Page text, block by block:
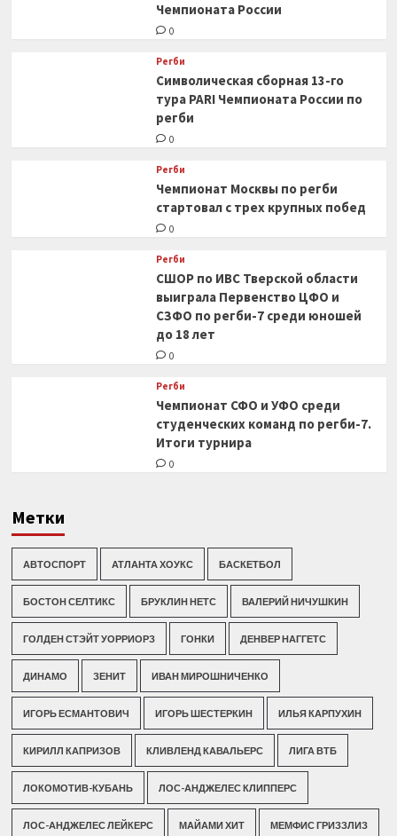
Чемпионата России
0
Регби
Символическая сборная 13-го
тура PARI Чемпионата России по
регби
0
Регби
Чемпионат Москвы по регби
стартовал с трех крупных побед
0
Регби
СШОР по ИВС Тверской области
выиграла Первенство ЦФО и
СЗФО по регби-7 среди юношей
до 18 лет
0
Регби
Чемпионат СФО и УФО среди
студенческих команд по регби-7.
Итоги турнира
0
Метки
АВТОСПОРТ АТЛАНТА ХОУКС БАСКЕТБОЛ
БОСТОН СЕЛТИКС БРУКЛИН НЕТС ВАЛЕРИЙ НИЧУШКИН
ГОЛДЕН СТЭЙТ УОРРИОРЗ ГОНКИ ДЕНВЕР НАГГЕТС
ДИНАМО ЗЕНИТ ИВАН МИРОШНИЧЕНКО
ИГОРЬ ЕСМАНТОВИЧ ИГОРЬ ШЕСТЕРКИН ИЛЬЯ КАРПУХИН
КИРИЛЛ КАПРИЗОВ КЛИВЛЕНД КАВАЛЬЕРС ЛИГА ВТБ
ЛОКОМОТИВ-КУБАНЬ ЛОС-АНДЖЕЛЕС КЛИППЕРС
ЛОС-АНДЖЕЛЕС ЛЕЙКЕРС МАЙАМИ ХИТ МЕМФИС ГРИЗЗЛИЗ